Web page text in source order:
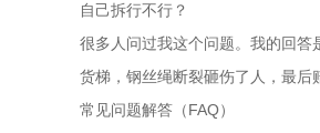
自己拆行不行？
很多人问过我这个问题。我的回
货梯，钢丝绳断裂砸伤了人，最后
常见问题解答（FAQ）